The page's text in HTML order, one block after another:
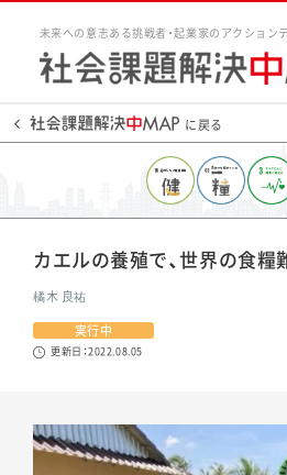
未来への意志ある挑戦者・起業家のアクション
に戻る
カエルの養殖で、世界の食糧
橘木 良祐
実行中
更新日：2022.08.05